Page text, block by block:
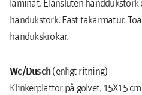
handukstork. Fast takarmatur.
handukskrokar.
Wc/Dusch(enligt ritning)
Klinkerplattor på golvet, 15X15